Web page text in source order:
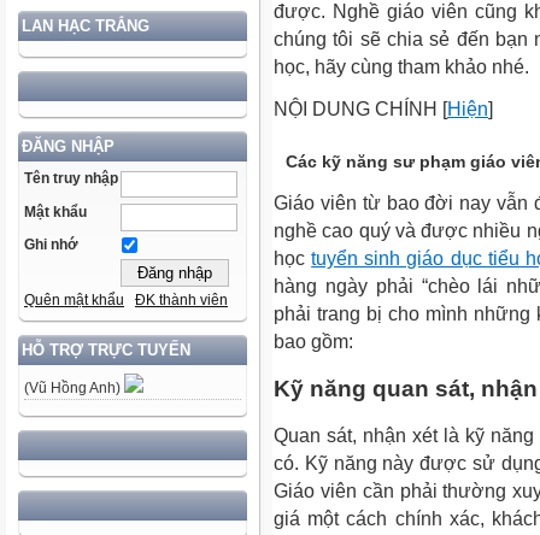
LAN HẠC TRẮNG
ĐĂNG NHẬP
Tên truy nhập
Mật khẩu
Ghi nhớ
Quên mật khẩu ĐK thành viên
HỖ TRỢ TRỰC TUYẾN
(Vũ Hồng Anh)
được. Nghề giáo viên cũng
chúng tôi sẽ chia sẻ đến bạn
học, hãy cùng tham khảo nhé.
NỘI DUNG CHÍNH [Hiện]
Các kỹ năng sư phạm giáo
Giáo viên từ bao đời nay vẫn
nghề cao quý và được nhiều
họctuyển sinh giáo dục tiểu
hàng ngày phải “chèo lái
phải trang bị cho mình những
bao gồm:
Kỹ năng quan sát,
Quan sát, nhận xét là kỹ
có. Kỹ năng này được sử
Giáo viên cần phải thường
giá một cách chính xác,